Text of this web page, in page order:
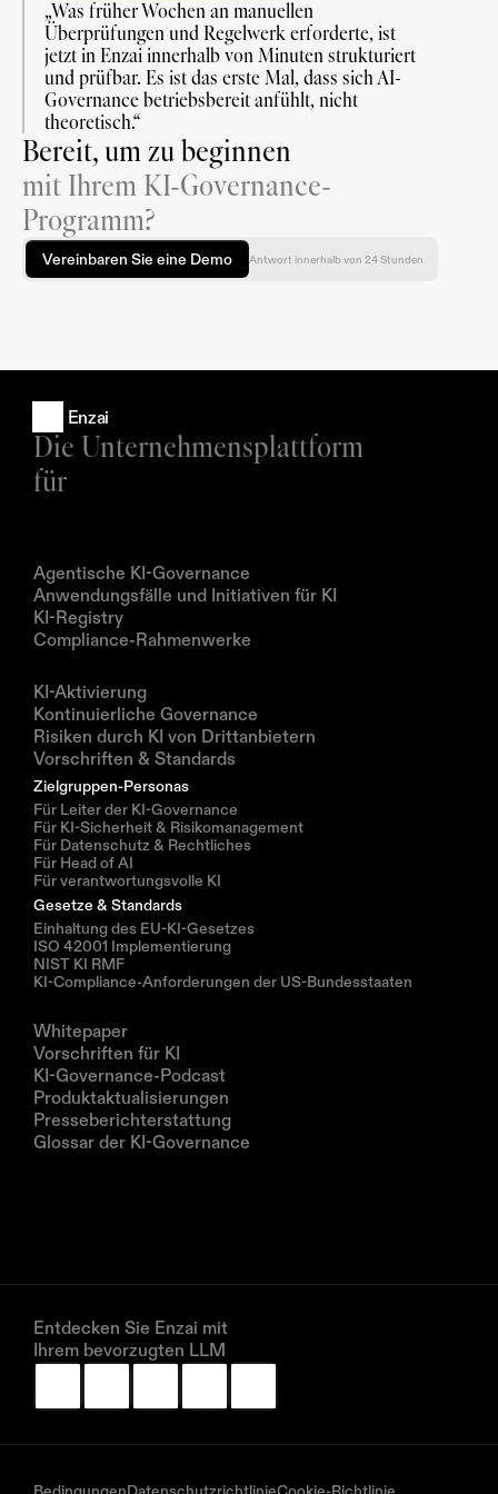
„Was früher Wochen an manuellen
Überprüfungen und Regelwerk erforderte, ist
jetzt in Enzai innerhalb von Minuten strukturiert
und prüfbar. Es ist das erste Mal, dass sich AI-
Governance betriebsbereit anfühlt, nicht
theoretisch.“
Bereit, um zu beginnen
mit Ihrem KI-Governance-
Programm?
Vereinbaren Sie eine Demo Antwort innerhalb von 24 Stunden
Enzai
Die Unternehmensplattform
für
Agentische KI-Governance
Anwendungsfälle und Initiativen für KI
KI-Registry
Compliance-Rahmenwerke
KI-Aktivierung
Kontinuierliche Governance
Risiken durch KI von Drittanbietern
Vorschriften & Standards
Zielgruppen-Personas
Für Leiter der KI-Governance
Für KI-Sicherheit & Risikomanagement
Für Datenschutz & Rechtliches
Für Head of AI
Für verantwortungsvolle KI
Gesetze & Standards
Einhaltung des EU-KI-Gesetzes
ISO 42001 Implementierung
NIST KI RMF
KI-Compliance-Anforderungen der US-Bundesstaaten
Whitepaper
Vorschriften für KI
KI-Governance-Podcast
Produktaktualisierungen
Presseberichterstattung
Glossar der KI-Governance
Entdecken Sie Enzai mit
Ihrem bevorzugten LLM